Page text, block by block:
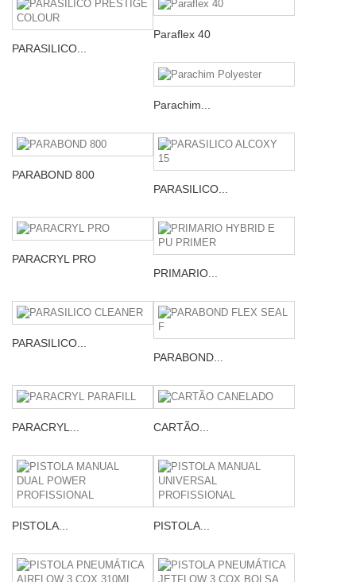
PARASILICO...
Paraflex 40
Parachim...
PARABOND 800
PARASILICO...
PARACRYL PRO
PRIMARIO...
PARASILICO...
PARABOND...
PARACRYL... CARTÃO...
PISTOLA... PISTOLA...